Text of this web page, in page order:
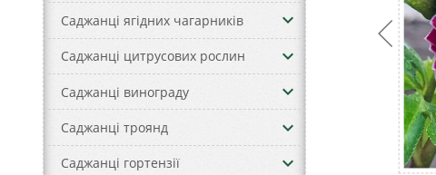
Саджанці ягідних чагарників keyboard_arrow_down
Саджанці цитрусових рослин keyboard_arrow_down
Саджанці винограду keyboard_arrow_down
Саджанці троянд keyboard_arrow_down
Саджанці гортензії keyboard_arrow_down